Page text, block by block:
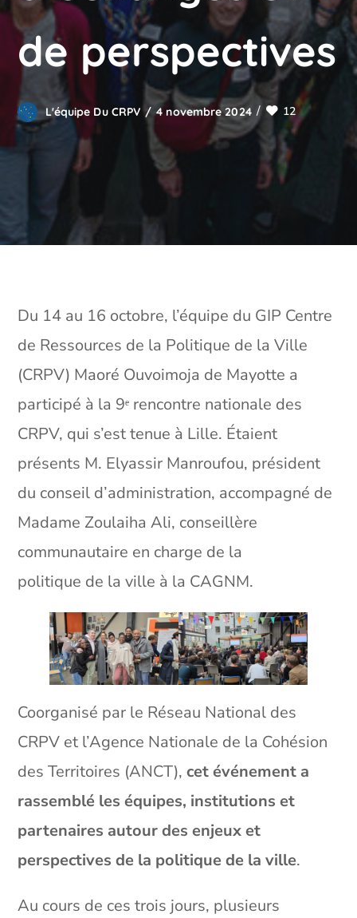
de perspectives
L'équipe Du CRPV 4 novembre 2024 12
Du 14 au 16 octobre, l’équipe du GIP Centre
de Ressources de la Politique de la Ville
(CRPV) Maoré Ouvoimoja de Mayotte a
participé à la 9ᵉ rencontre nationale des
CRPV, qui s’est tenue à Lille. Étaient
présents M. Elyassir Manroufou, président
du conseil d’administration, accompagné de
Madame Zoulaiha Ali, conseillère
communautaire en charge de la
politique de la ville à la CAGNM.
Coorganisé par le Réseau National des
CRPV et l’Agence Nationale de la Cohésion
des Territoires (ANCT),cet événement a
rassemblé les équipes, institutions et
partenaires autour des enjeux et
perspectives de la politique de la ville.
Au cours de ces trois jours, plusieurs